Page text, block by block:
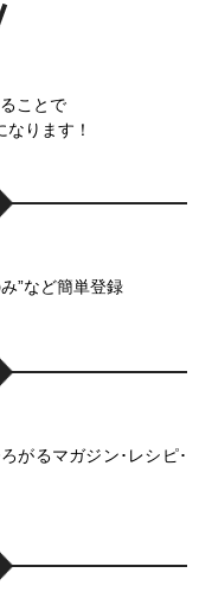
ことで
ります！
”など簡単登録
がるマガジン･レシピ･